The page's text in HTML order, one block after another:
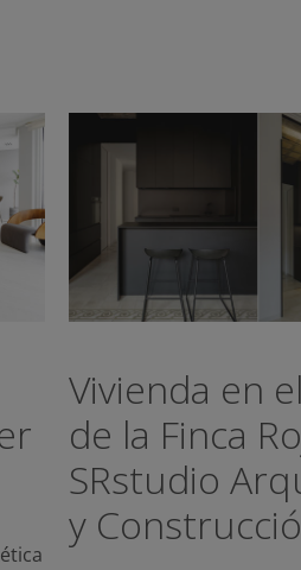
Vivienda en
de la Finca
SRstudio
y